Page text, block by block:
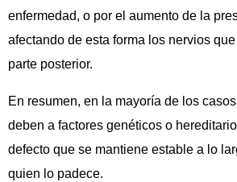
enfermedad, o por el aumento de la
afectando de esta forma los nervios
parte posterior.
En resumen, en la mayoría de los
deben a factores genéticos o
defecto que se mantiene estable a lo
quien lo padece.